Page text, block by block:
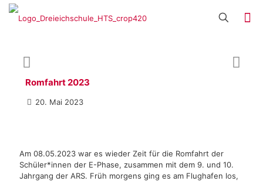
Romfahrt 2023
20. Mai 2023
Am 08.05.2023 war es wieder Zeit für die Romfahrt der
Schüler*innen der E-Phase, zusammen mit dem 9. und 10.
Jahrgang der ARS. Früh morgens ging es am Flughafen los,